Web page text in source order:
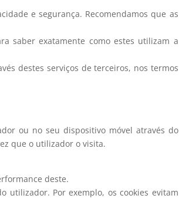
e segurança. Recomendamos que as
saber exatamente como estes utilizam a
destes serviços de terceiros, nos termos
ou no seu dispositivo móvel através do
que o utilizador o visita.
deste.
utilizador. Por exemplo, os cookies evitam